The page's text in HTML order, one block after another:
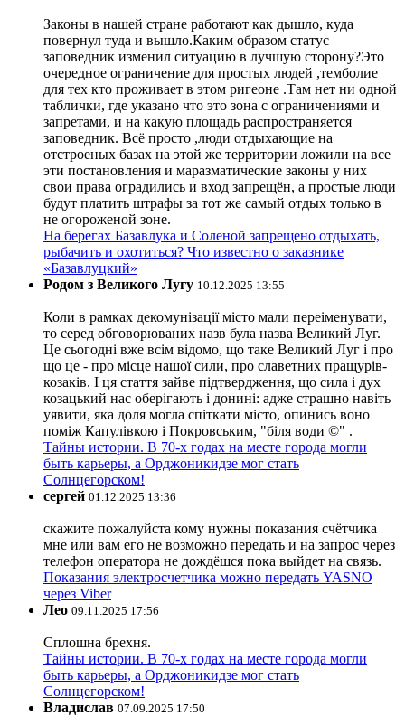
Законы в нашей стране работают как дышло, куда
повернул туда и вышло.Каким образом статус
заповедник изменил ситуацию в лучшую сторону?Это
очередное ограничение для простых людей ,темболие
для тех кто проживает в этом ригеоне .Там нет ни одной
таблички, где указано что это зона с ограничениями и
запретами, и на какую площадь распространяется
заповедник. Всё просто ,люди отдыхающие на
отстроеных базах на этой же территории ложили на все
эти постановления и маразматические законы у них
свои права оградились и вход запрещён, а простые люди
будут платить штрафы за тот же самый отдых только в
не огороженой зоне.
На берегах Базавлука и Соленой запрещено отдыхать,
рыбачить и охотиться? Что известно о заказнике
«Базавлуцкий»
Родом з Великого Лугу 10.12.2025 13:55
Коли в рамках декомунізації місто мали переіменувати,
то серед обговорюваних назв була назва Великий Луг.
Це сьогодні вже всім відомо, що таке Великий Луг і про
що це - про місце нашої сили, про славетних пращурів-
козаків. І ця стаття зайве підтвердження, що сила і дух
козацький нас оберігають і донині: адже страшно навіть
уявити, яка доля могла спіткати місто, опинись воно
поміж Капулівкою і Покровським, "біля води ©" .
Тайны истории. В 70-х годах на месте города могли
быть карьеры, а Орджоникидзе мог стать
Солнцегорском!
сергей 01.12.2025 13:36
скажите пожалуйста кому нужны показания счётчика
мне или вам его не возможно передать и на запрос через
телефон оператора не дождёшся пока выйдет на связь.
Показания электросчетчика можно передать YASNO
через Viber
Лео 09.11.2025 17:56
Сплошна брехня.
Тайны истории. В 70-х годах на месте города могли
быть карьеры, а Орджоникидзе мог стать
Солнцегорском!
Владислав 07.09.2025 17:50